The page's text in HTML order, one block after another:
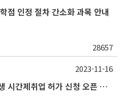
점 인정 절차 간소화 과목 안내
28657
학생정보시스템 내 유학생 시간제취업 허가 신청 오픈 안내
2023-11-16